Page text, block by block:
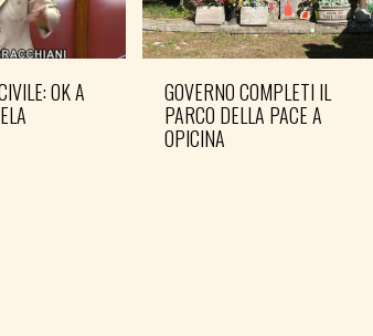
OK A
GOVERNO COMPLETI IL
PARCO DELLA PACE A
OPICINA